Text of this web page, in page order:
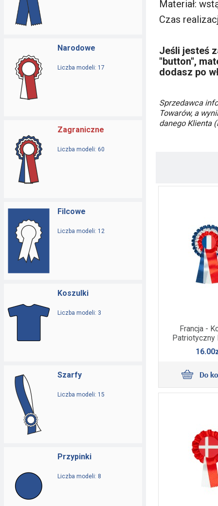
Narodowe
Liczba modeli: 17
Zagraniczne
Liczba modeli: 60
Filcowe
Liczba modeli: 12
Koszulki
Liczba modeli: 3
Szarfy
Liczba modeli: 15
Przypinki
Liczba modeli: 8
Materiał:
Czas
Jeśli jesteś
"button",
dodasz po
Sprzedawca
Towarów, a
danego Klienta
Francja -
Patriotyczny